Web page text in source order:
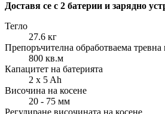
Доставя се с 2 батерии и зарядно
Тегло
27.6 кг
Препоръчителна обработваема
800 кв.м
Капацитет на батерията
2 x 5 Ah
Височина на косене
20 - 75 мм